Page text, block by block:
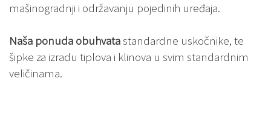
mašinogradnji i održavanju pojedinih uređaja.
Naša ponuda obuhvatastandardne uskočnike, te
šipke za izradu tiplova i klinova u svim standardnim
veličinama.